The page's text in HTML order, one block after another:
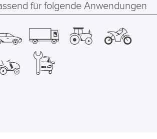
für folgende Anwendungen